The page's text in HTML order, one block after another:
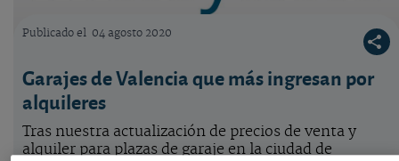
Publicado el 04 agosto 2020
Garajes de Valencia que más ingresan por
alquileres
Tras nuestra actualización de precios de venta y
alquiler para plazas de garaje en la ciudad de